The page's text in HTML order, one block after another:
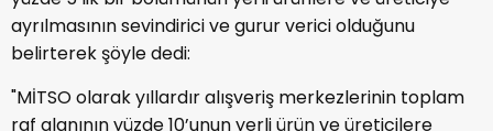
ayrılmasının sevindirici ve gurur verici olduğunu
belirterek şöyle dedi:
"MİTSO olarak yıllardır alışveriş merkezlerinin toplam
raf alanının yüzde 10’unun yerli ürün ve üreticilere